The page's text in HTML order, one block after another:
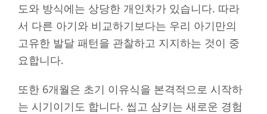
도와 방식에는 상당한 개인차가 있습니다. 따라
서 다른 아기와 비교하기보다는 우리 아기만의
고유한 발달 패턴을 관찰하고 지지하는 것이 중
요합니다.
또한 6개월은 초기 이유식을 본격적으로 시작하
는 시기이기도 합니다. 씹고 삼키는 새로운 경험